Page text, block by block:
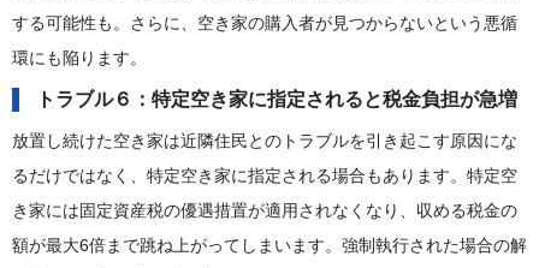
する可能性も。さらに、空き家の購入者が見つからないという悪循
環にも陥ります。
トラブル６：特定空き家に指定されると税金負担が急増
放置し続けた空き家は近隣住民とのトラブルを引き起こす原因にな
るだけではなく、特定空き家に指定される場合もあります。特定空
き家には固定資産税の優遇措置が適用されなくなり、収める税金の
額が最大6倍まで跳ね上がってしまいます。強制執行された場合の解